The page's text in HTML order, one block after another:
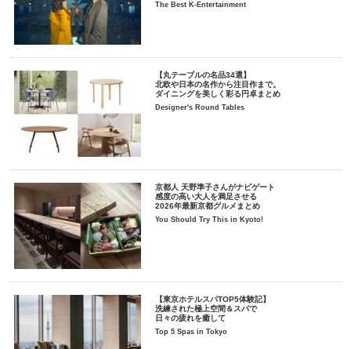
The Best K-Entertainment
【丸テーブルの名品34選】
北欧や日本の名作から注目作まで。
ダイニングを美しく彩る円卓まとめ
Designer's Round Tables
京都人 天野準子さんがナビゲート
感度の高い大人を満足させる
2026年最新京都グルメまとめ
You Should Try This in Kyoto!
【東京ホテルスパTOP5体験記】
洗練された極上空間＆スパで
日々の疲れを癒して
Top 5 Spas in Tokyo